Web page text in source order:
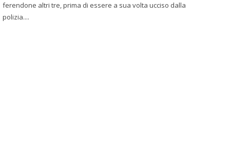
ferendone altri tre, prima di essere a sua volta ucciso dalla
polizia....